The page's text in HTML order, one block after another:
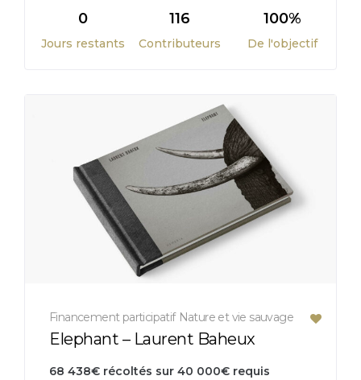
0
Jours restants
116
Contributeurs
100%
De l'objectif
Financement participatif Nature et vie sauvage
Elephant – Laurent Baheux
68 438€ récoltés sur 40 000€ requis